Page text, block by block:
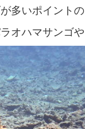
多いポイント
オハマサンゴや